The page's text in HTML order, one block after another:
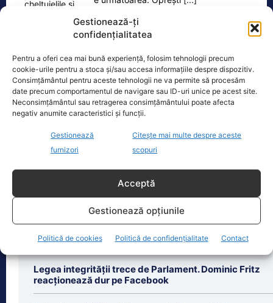
Gestionează-ți
confidențialitatea
Pentru a oferi cea mai bună experiență, folosim tehnologii precum
cookie-urile pentru a stoca și/sau accesa informațiile despre dispozitiv.
Consimțământul pentru aceste tehnologii ne va permite să procesăm
date precum comportamentul de navigare sau ID-uri unice pe acest site.
Neconsimțământul sau retragerea consimțământului poate afecta
negativ anumite caracteristici și funcții.
Gestionează
furnizori
Citește mai multe despre aceste
scopuri
Acceptă
Gestionează opțiunile
Politică de cookies Politică de confidențialitate Contact
Oficiul de Știri
Cine este Petrică Paraschiv, campionul mondial care
execută 11 ani de…
cucerit un titlu mondial la box
profesionist, este din nou în centrul
Ultimele știri
Legea integrității trece de Parlament. Dominic Fritz
reacționează dur pe Facebook